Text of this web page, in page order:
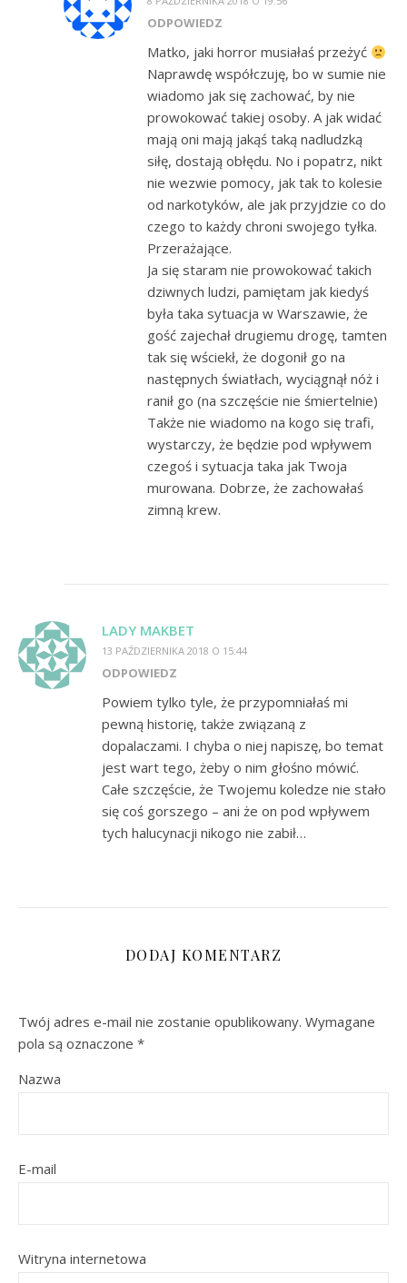
ODPOWIEDZ
Matko, jaki horror musiałaś przeżyć
Naprawdę współczuję, bo w sumie nie
wiadomo jak się zachować, by nie
prowokować takiej osoby. A jak widać
mają oni mają jakąś taką nadludzką
siłę, dostają obłędu. No i popatrz, nikt
nie wezwie pomocy, jak tak to kolesie
od narkotyków, ale jak przyjdzie co do
czego to każdy chroni swojego tyłka.
Przerażające.
Ja się staram nie prowokować takich
dziwnych ludzi, pamiętam jak kiedyś
była taka sytuacja w Warszawie, że
gość zajechał drugiemu drogę, tamten
tak się wściekł, że dogonił go na
następnych światłach, wyciągnął nóż i
ranił go (na szczęście nie śmiertelnie)
Także nie wiadomo na kogo się trafi,
wystarczy, że będzie pod wpływem
czegoś i sytuacja taka jak Twoja
murowana. Dobrze, że zachowałaś
zimną krew.
LADY MAKBET
13 PAŹDZIERNIKA 2018 O 15:44
ODPOWIEDZ
Powiem tylko tyle, że przypomniałaś mi
pewną historię, także związaną z
dopalaczami. I chyba o niej napiszę, bo temat
jest wart tego, żeby o nim głośno mówić.
Całe szczęście, że Twojemu koledze nie stało
się coś gorszego – ani że on pod wpływem
tych halucynacji nikogo nie zabił…
DODAJ KOMENTARZ
Twój adres e-mail nie zostanie opublikowany. Wymagane
pola są oznaczone *
Nazwa
E-mail
Witryna internetowa